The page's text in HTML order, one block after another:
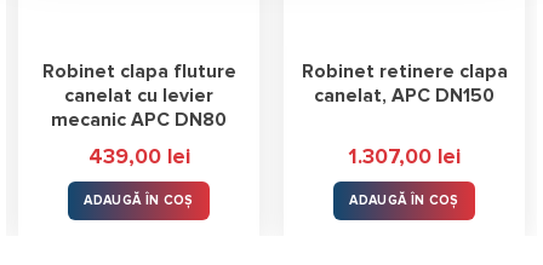
Robinet clapa fluture
canelat cu levier
mecanic APC DN80
439,00 lei
ADAUGĂ ÎN COȘ
Robinet retinere clapa
canelat, APC DN150
1.307,00 lei
ADAUGĂ ÎN COȘ